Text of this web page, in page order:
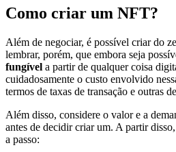
Como criar um NFT?
Além de negociar, é possível criar do
lembrar, porém, que embora seja
fungível a partir de qualquer coisa
cuidadosamente o custo envolvido
termos de taxas de transação e outras
Além disso, considere o valor e a
antes de decidir criar um. A partir
a passo: